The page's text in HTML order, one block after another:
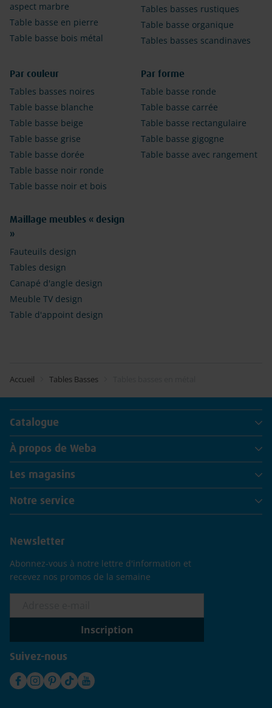
Accueil Tables Basses
aspect marbre
Table basse en pierre
Table basse bois métal
Tables basses rustiques
Table basse organique
Tables basses scandinaves
Par couleur
Tables basses noires
Table basse blanche
Table basse beige
Table basse grise
Table basse dorée
Table basse noir ronde
Table basse noir et bois
Par forme
Table basse ronde
Table basse carrée
Table basse rectangulaire
Table basse gigogne
Table basse avec rangement
Maillage meubles « design
»
Fauteuils design
Tables design
Canapé d'angle design
Meuble TV design
Table d'appoint design
Catalogue
À propos de Weba
Les magasins
Notre service
Newsletter
Abonnez-vous à notre lettre d'information et
recevez nos promos de la semaine
Inscription
Suivez-nous